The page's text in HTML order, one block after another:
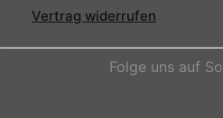
Vertrag widerrufen
Folge uns auf